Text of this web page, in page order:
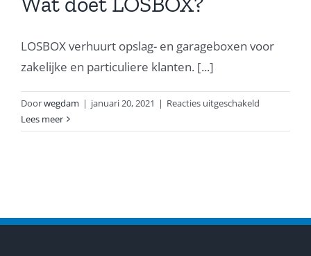
LOSBOX verhuurt opslag- en garageboxen voor
zakelijke en particuliere klanten. [...]
Doorwegdam | januari 20, 2021 | Reacties uitgeschakeld
doet
Lees meer